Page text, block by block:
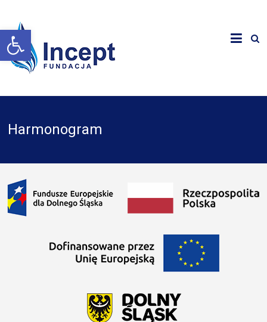
Otwórz pasek narzędzi
Harmonogram